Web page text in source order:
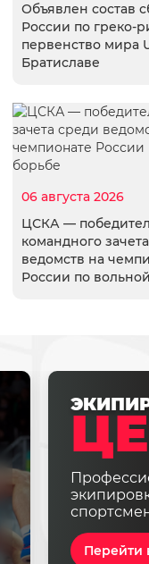
Объявлен состав
России по греко-
первенство мира
Братиславе
06 августа 2026
ЦСКА —
командного
ведомств на
России по
Перейти